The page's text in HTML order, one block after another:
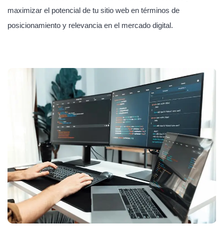
maximizar el potencial de tu sitio web en términos de
posicionamiento y relevancia en el mercado digital.